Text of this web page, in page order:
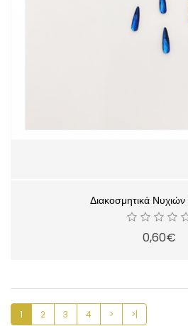
Διακοσμητικά
0,60€
1 2 3 4 >
>|